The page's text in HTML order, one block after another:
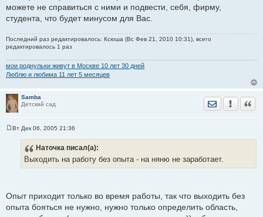
можете не справиться с ними и подвести, себя, фирму,
студента, что будет минусом для Вас.
Последний раз редактировалось: Ксюша (Вс Фев 21, 2010 10:31), всего
редактировалось 1 раз
мои роднульки живут в Москве 10 лет 30 дней
Люблю и любима 11 лет 5 месяцев
Samba
Детский сад
Отправить
Вт Дек 06, 2005 21:36
Наточка писал(а):
Выходить на работу без опыта - на няню не заработает.
Опыт приходит только во время работы, так что выходить без
опыта бояться не нужно, нужно только определить область,